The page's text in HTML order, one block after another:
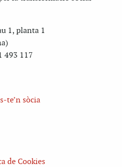
1, planta 1
493 117
te’n sòcia
de Cookies